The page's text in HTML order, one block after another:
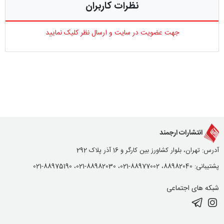
نظرات کاربران
جهت عضویت در سایت و ارسال نظر کلیک نمایید
انتشارات ارجمند
آدرس: تهران، بلوار کشاورز بین کارگر و 16 آذر پلاک 292
پشتیبانی: 88982040، 88977002-021، 88982030-021، 88975190-021
شبکه های اجتماعی